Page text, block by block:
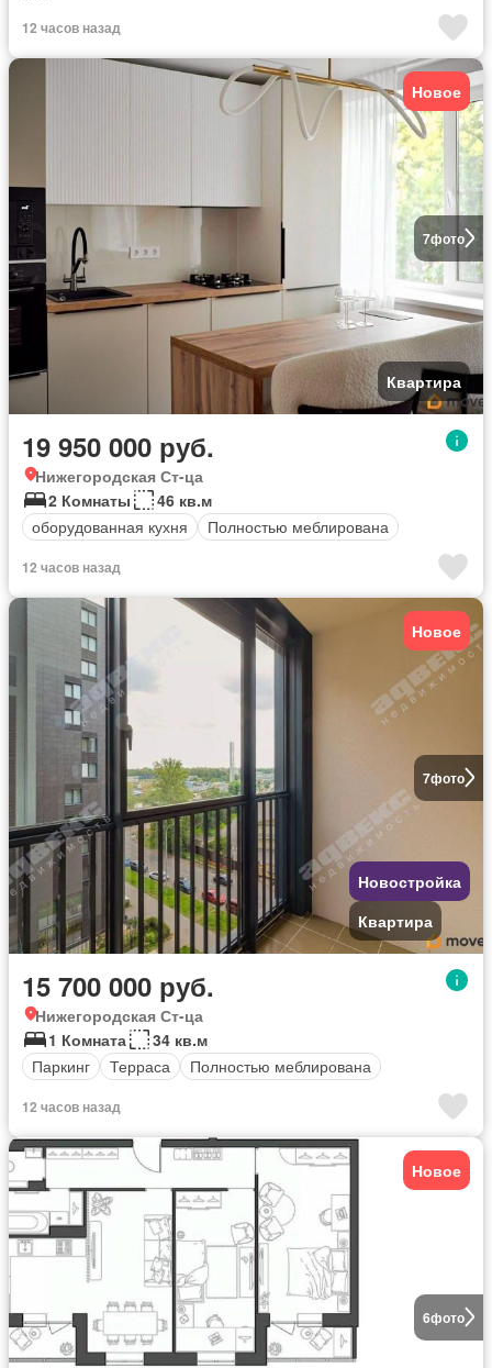
12 часов назад
7фото
Новое
Квартира
19 950 000 руб.
Нижегородская Ст-ца
2 Комнаты
46 кв.м
оборудованная кухня
Полностью меблирована
12 часов назад
7фото
Новое
Новостройка
Квартира
15 700 000 руб.
Нижегородская Ст-ца
1 Комната
34 кв.м
Паркинг
Терраса Полностью меблирована
12 часов назад
6фото
Новое